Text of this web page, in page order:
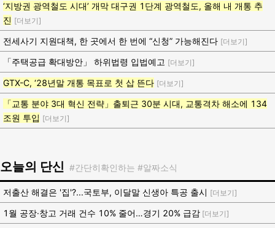
‘지방권 광역철도 시대’ 개막 대구권 1단계 광역철도, 올해 내 개통 추
진 [더보기]
전세사기 지원대책, 한 곳에서 한 번에 “신청” 가능해진다 [더보기]
「주택공급 확대방안」 하위법령 입법예고 [더보기]
GTX-C, ‘28년말 개통 목표로 첫 삽 뜬다 [더보기]
「교통 분야 3대 혁신 전략」출퇴근 30분 시대, 교통격차 해소에 134
조원 투입 [더보기]
오늘의 단신 #간단히확인하는 #알짜소식
저출산 해결은 '집'?...국토부, 이달말 신생아 특공 출시 [더보기]
1월 공장·창고 거래 건수 10% 줄어…경기 20% 급감 [더보기]